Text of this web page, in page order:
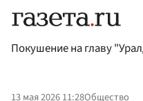
Покушение на главу
13 мая 2026 11:28Общество